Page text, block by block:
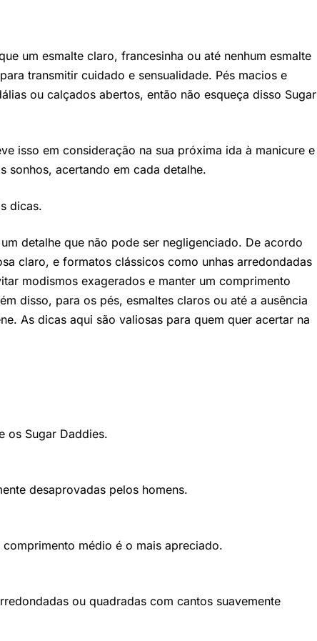
um esmalte claro, francesinha ou até nenhum esmalte
transmitir cuidado e sensualidade. Pés macios e
ou calçados abertos, então não esqueça disso Sugar
isso em consideração na sua próxima ida à manicure e
sonhos, acertando em cada detalhe.
dicas.
detalhe que não pode ser negligenciado. De acordo
claro, e formatos clássicos como unhas arredondadas
modismos exagerados e manter um comprimento
disso, para os pés, esmaltes claros ou até a ausência
As dicas aqui são valiosas para quem quer acertar na
os Sugar Daddies.
desaprovadas pelos homens.
médio é o mais apreciado.
ou quadradas com cantos suavemente